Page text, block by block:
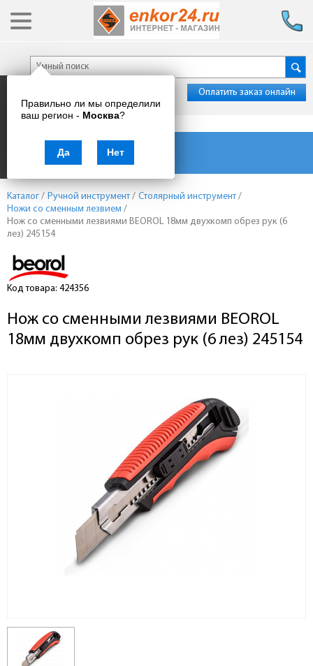
Правильно ли мы определили
ваш регион - Москва?
Да Нет
Оплатить заказ онлайн
Каталог товаров
Каталог / Ручной инструмент/ Столярный инструмент/
Ножи со сменным лезвием /
Нож со сменными лезвиями BEOROL 18мм двухкомп обрез рук (6
лез) 245154
Код товара: 424356
Нож со сменными лезвиями BEOROL
18мм двухкомп обрез рук (6 лез) 245154